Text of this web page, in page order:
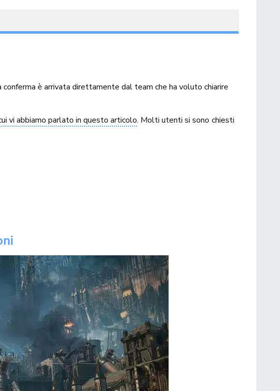
conferma è arrivata direttamente dal team che ha voluto chiarire
vi abbiamo parlato in questo articolo. Molti utenti si sono chiesti